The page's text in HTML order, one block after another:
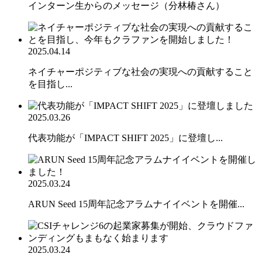
インターン生からのメッセージ（分林椿さん）
2025.04.14
ネイチャーポジティブな社会の実現への貢献すること
を目指し...
2025.03.26
代表功能が「IMPACT SHIFT 2025」に登壇し...
2025.03.24
ARUN Seed 15周年記念アラムナイイベントを開催...
2025.03.24